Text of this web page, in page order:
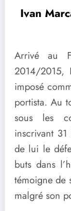
Ivan
Arrivé au
2014/2015,
imposé
portista. Au
sous les
inscrivant
de lui le
buts dans
témoigne de
malgré son